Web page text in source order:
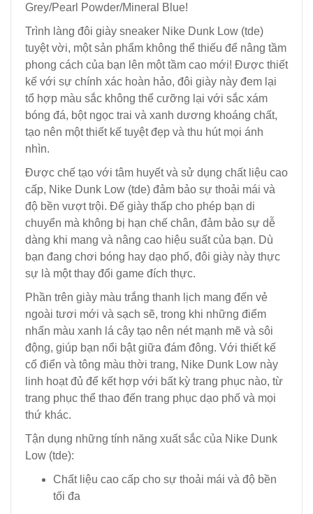
Grey/Pearl Powder/Mineral Blue!
Trình làng đôi giày sneaker Nike Dunk Low (tde)
tuyệt vời, một sản phẩm không thể thiếu để nâng tầm
phong cách của bạn lên một tầm cao mới! Được thiết
kế với sự chính xác hoàn hảo, đôi giày này đem lại
tổ hợp màu sắc không thể cưỡng lại với sắc xám
bóng đá, bột ngọc trai và xanh dương khoáng chất,
tạo nên một thiết kế tuyệt đẹp và thu hút mọi ánh
nhìn.
Được chế tạo với tâm huyết và sử dụng chất liệu cao
cấp, Nike Dunk Low (tde) đảm bảo sự thoải mái và
độ bền vượt trội. Đế giày thấp cho phép bạn di
chuyển mà không bị hạn chế chân, đảm bảo sự dễ
dàng khi mang và nâng cao hiệu suất của bạn. Dù
bạn đang chơi bóng hay dạo phố, đôi giày này thực
sự là một thay đổi game đích thực.
Phần trên giày màu trắng thanh lịch mang đến vẻ
ngoài tươi mới và sạch sẽ, trong khi những điểm
nhấn màu xanh lá cây tạo nên nét mạnh mẽ và sôi
động, giúp bạn nổi bật giữa đám đông. Với thiết kế
cổ điển và tông màu thời trang, Nike Dunk Low này
linh hoạt đủ để kết hợp với bất kỳ trang phục nào, từ
trang phục thể thao đến trang phục dạo phố và mọi
thứ khác.
Tận dụng những tính năng xuất sắc của Nike Dunk
Low (tde):
Chất liệu cao cấp cho sự thoải mái và độ bền
tối đa